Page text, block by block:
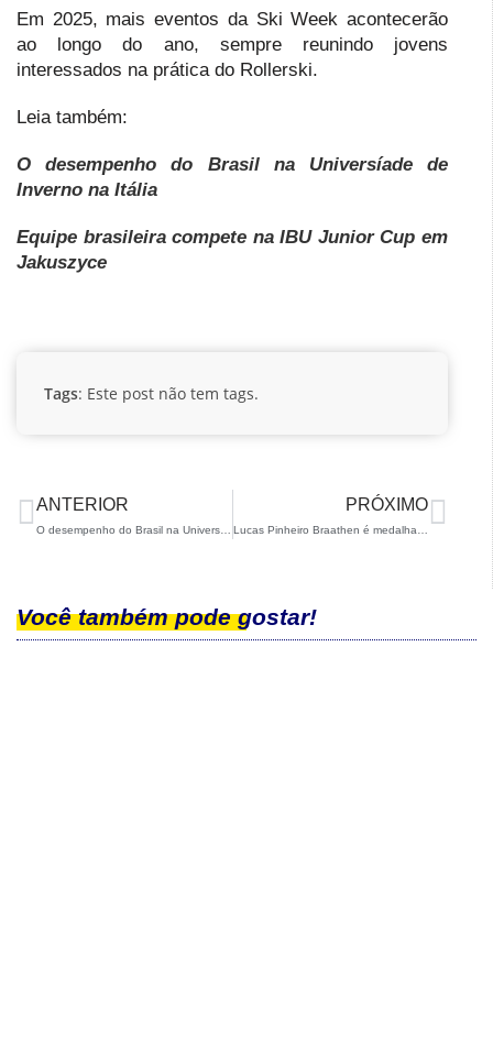
Em 2025, mais eventos da Ski Week acontecerão
ao longo do ano, sempre reunindo jovens
interessados na prática do Rollerski.
Leia também:
O desempenho do Brasil na Universíade de
Inverno na Itália
Equipe brasileira compete na IBU Junior Cup em
Jakuszyce
Tags: Este post não tem tags.
ANTERIOR PRÓXIMO
Você também pode gostar!